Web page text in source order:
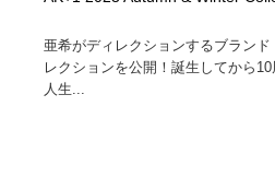
亜希がディレクションするブラン
レクションを公開！誕生してから
人生...